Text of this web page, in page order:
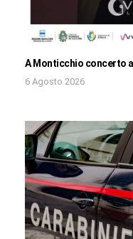
A Monticchio concerto
6 Agosto 2026